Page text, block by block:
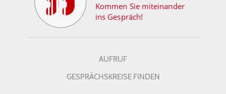
Kommen Sie miteinander
ins Gespräch!
AUFRUF
GESPRÄCHSKREISE FINDEN